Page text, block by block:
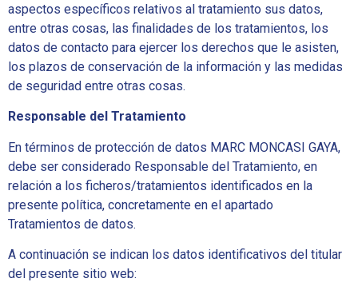
aspectos específicos relativos al tratamiento sus datos,
entre otras cosas, las finalidades de los tratamientos, los
datos de contacto para ejercer los derechos que le asisten,
los plazos de conservación de la información y las medidas
de seguridad entre otras cosas.
Responsable del Tratamiento
En términos de protección de datos MARC MONCASI GAYA,
debe ser considerado Responsable del Tratamiento, en
relación a los ficheros/tratamientos identificados en la
presente política, concretamente en el apartado
Tratamientos de datos.
A continuación se indican los datos identificativos del titular
del presente sitio web: